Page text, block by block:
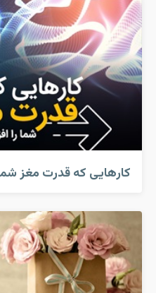
کارهایی که قدرت مغز